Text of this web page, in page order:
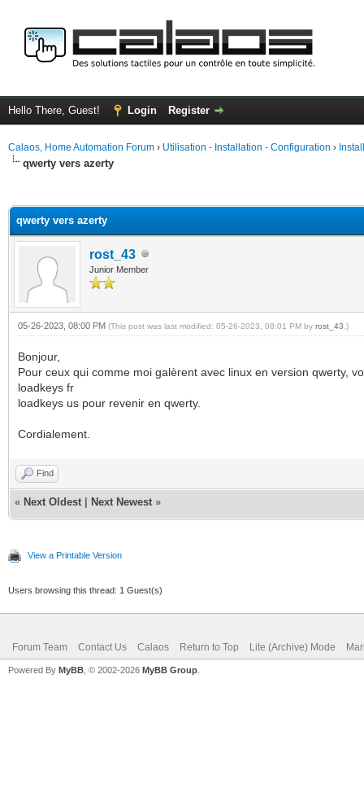
Hello There, Guest! Login Register
Calaos, Home Automation Forum › Utilisation - Installation - Configuration ›
qwerty vers azerty
qwerty vers azerty
rost_43
Junior Member
05-26-2023, 08:00 PM (This post was last modified: 05-26-2023, 08:01 PM by rost_43 .)
Bonjour,
Pour ceux qui comme moi galèrent avec linux en version qwerty,
loadkeys fr
loadkeys us pour revenir en qwerty.
Cordialement.
Find
« Next Oldest Next Newest »
View a Printable Version
Users browsing this thread: 1 Guest(s)
Forum Team Contact Us Calaos Return to Top Lite (Archive) Mode
Powered By MyBB , © 2002-2026 MyBB Group